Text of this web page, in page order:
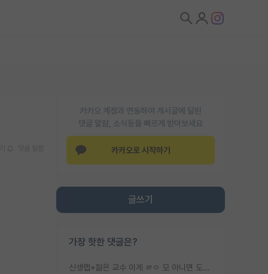
카카오 계정과 연동하여 게시글에 달린
댓글 알람, 소식등을 빠르게 받아보세요
카카오로 시작하기
글쓰기
가장 핫한 댓글은?
신생랩+젊은 교수 이게 ㄹㅇ 모 아니면 도인듯.